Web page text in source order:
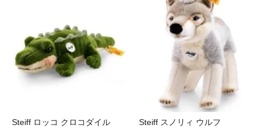
Steiff ロッコ クロコダイル
Steiff スノリィ ウルフ